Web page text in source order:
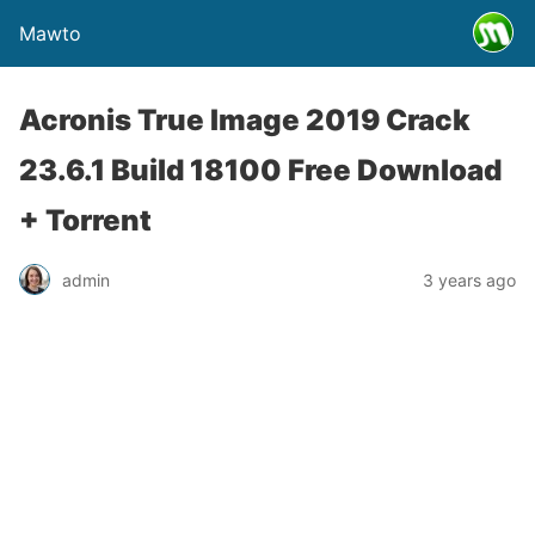
Mawto
Acronis True Image 2019 Crack
23.6.1 Build 18100 Free Download
+ Torrent
admin 3 years ago